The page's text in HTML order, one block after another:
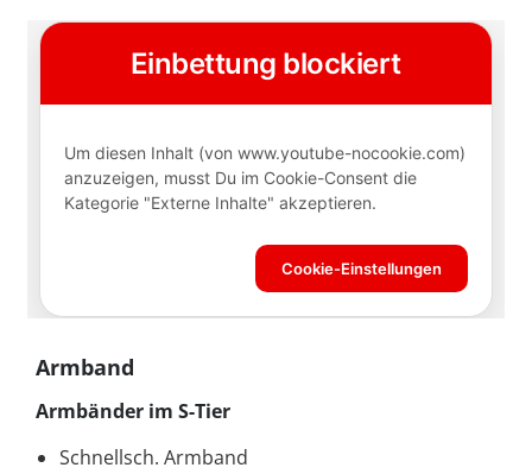
Armband
Armbänder im S-Tier
Schnellsch. Armband